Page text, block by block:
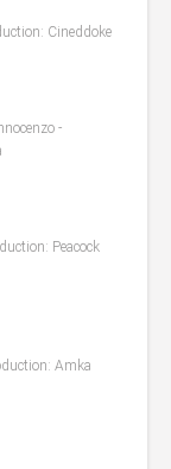
Cineddoke
-
Peacock
Amka